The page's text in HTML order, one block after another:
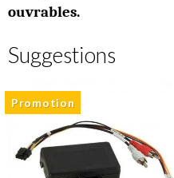
ouvrables.
Suggestions
Promotion